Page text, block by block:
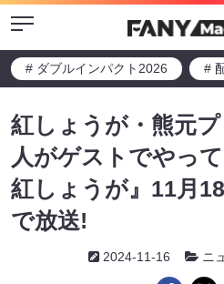
Menu
# ダブルインパクト2026 #
紅しょうが・熊元
人がゲストでやっ
紅しょうが』11月
で放送!
2024-11-16 ニ